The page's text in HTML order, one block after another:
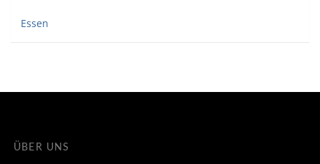
Essen
ÜBER UNS